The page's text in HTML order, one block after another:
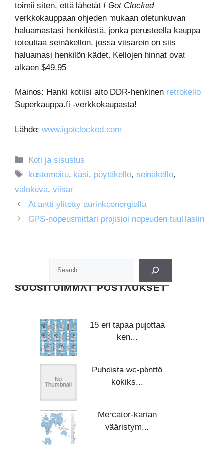
toimii siten, että lähetät I Got Clocked
verkkokauppaan ohjeden mukaan otetunkuvan
haluamastasi henkilöstä, jonka perusteella kauppa
toteuttaa seinäkellon, jossa viisarein on siis
haluamasi henkilön kädet. Kellojen hinnat ovat
alkaen $49,95
Mainos: Hanki kotiisi aito DDR-henkinen retrokello
Superkauppa.fi -verkkokaupasta!
Lähde: www.igotclocked.com
Kategoriat
Koti ja sisustus
Avainsanat
kustomoitu, käsi, pöytäkello,seinäkello,
valokuva, viisari
Atlantti ylitetty aurinkoenergialla
GPS-nopeusmittari projisioi nopeuden tuulilasiin
SUOSITUIMMAT POSTAUKSET
15 eri tapaa pujottaa
ken...
Puhdista wc-pönttö
kokiks...
Mercator-kartan
vääristym...